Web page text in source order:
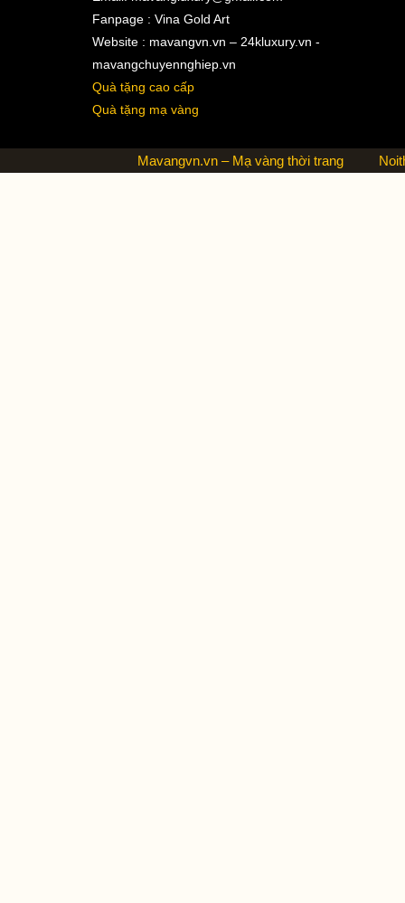
Fanpage : Vina Gold Art
Website : mavangvn.vn – 24kluxury.vn -
mavangchuyennghiep.vn
Quà tặng cao cấp
Quà tặng mạ vàng
Mavangvn.vn – Mạ vàng thời trang